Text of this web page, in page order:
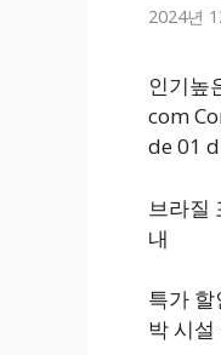
2024년
인기높
com
de 01
브라질
내
특가
박 시